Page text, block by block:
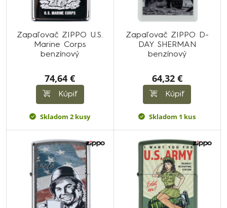
Zapaľovač ZIPPO U.S.
Marine Corps
benzínový
74,64 €
Kúpiť
Skladom 2 kusy
Zapaľovač ZIPPO D-
DAY SHERMAN
benzínový
64,32 €
Kúpiť
Skladom 1 kus